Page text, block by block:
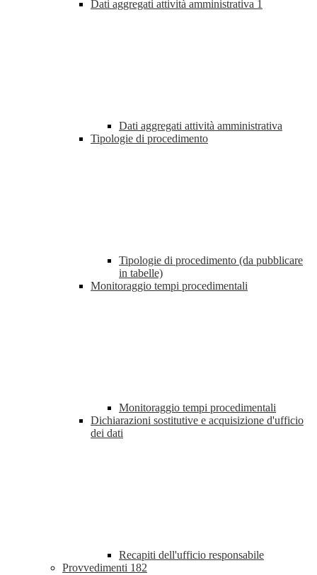
Dati aggregati attività amministrativa 1
Dati aggregati attività amministrativa
Tipologie di procedimento
Tipologie di procedimento (da pubblicare
in tabelle)
Monitoraggio tempi procedimentali
Monitoraggio tempi procedimentali
Dichiarazioni sostitutive e acquisizione d'ufficio
dei dati
Recapiti dell'ufficio responsabile
Provvedimenti 182